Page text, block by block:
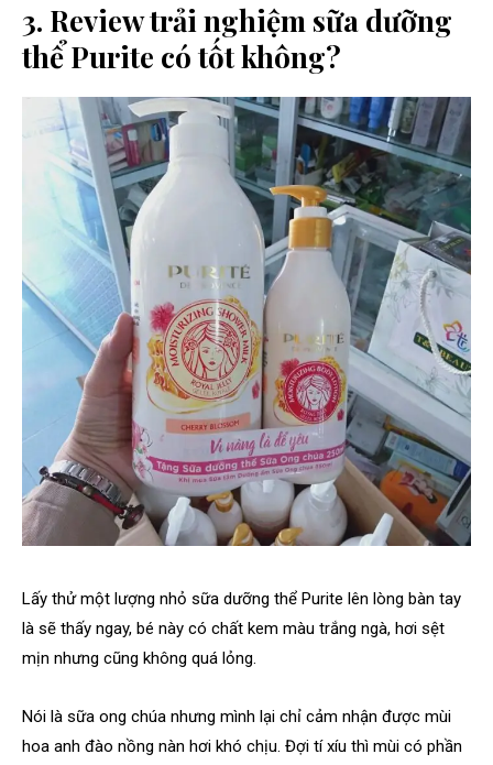
3. Review trải nghiệm sữa dưỡng
thể Purite có tốt không?
Lấy thử một lượng nhỏ sữa dưỡng thể Purite lên lòng bàn tay
là sẽ thấy ngay, bé này có chất kem màu trắng ngà, hơi sệt
mịn nhưng cũng không quá lỏng.
Nói là sữa ong chúa nhưng mình lại chỉ cảm nhận được mùi
hoa anh đào nồng nàn hơi khó chịu. Đợi tí xíu thì mùi có phần